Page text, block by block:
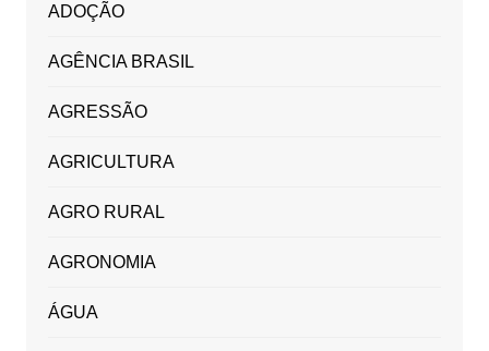
ADOÇÃO
AGÊNCIA BRASIL
AGRESSÃO
AGRICULTURA
AGRO RURAL
AGRONOMIA
ÁGUA